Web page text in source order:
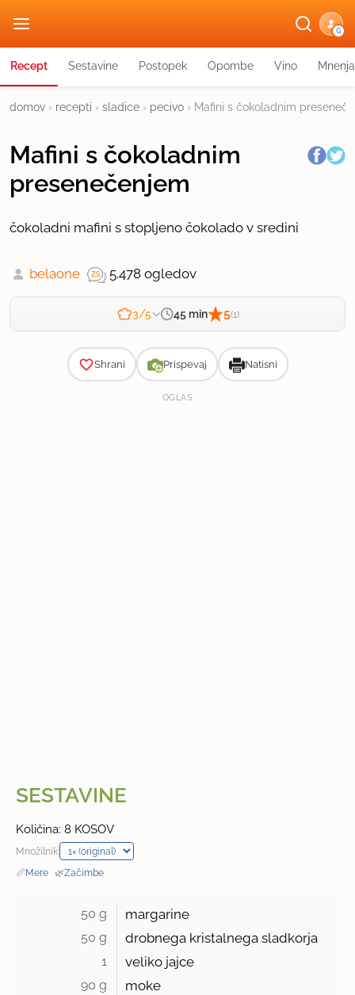
G
Recept Sestavine Postopek Opombe Vino Mnenja
domov › recepti › sladice › pecivo › Mafini s čokoladnim
Mafini s čokoladnim
presenečenjem
čokoladni mafini s stopljeno čokolado v sredini
belaone 5.478 ogledov
3/5 45 min 5(1)
Shrani Prispevaj Natisni
OGLAS
SESTAVINE
Količina: 8 KOSOV
Množilnik:
📏Mere · 🌿Začimbe
50 g margarine
50 g drobnega kristalnega sladkorja
1 veliko jajce
90 g moke